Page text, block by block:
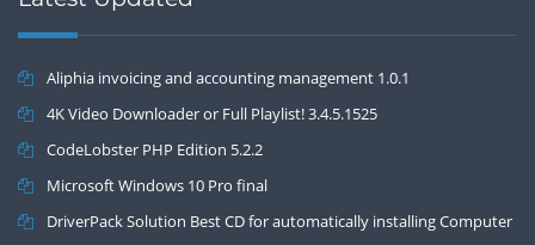
Aliphia invoicing and accounting management 1.0.1
4K Video Downloader or Full Playlist! 3.4.5.1525
CodeLobster PHP Edition 5.2.2
Microsoft Windows 10 Pro final
DriverPack Solution Best CD for automatically installing Computer